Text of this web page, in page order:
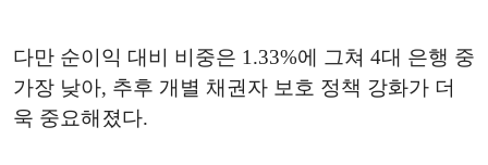
다만 순이익 대비 비중은 1.33%에 그쳐 4대 은행 중
가장 낮아, 추후 개별 채권자 보호 정책 강화가 더
욱 중요해졌다.